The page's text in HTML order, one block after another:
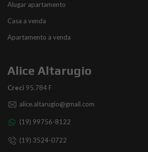
Alugar apartamento
Casa a venda
Apartamento a venda
Alice Altarugio
Creci 95.784 F
alice.altarugio@gmail.com
(19) 99756-8122
(19) 3524-0722